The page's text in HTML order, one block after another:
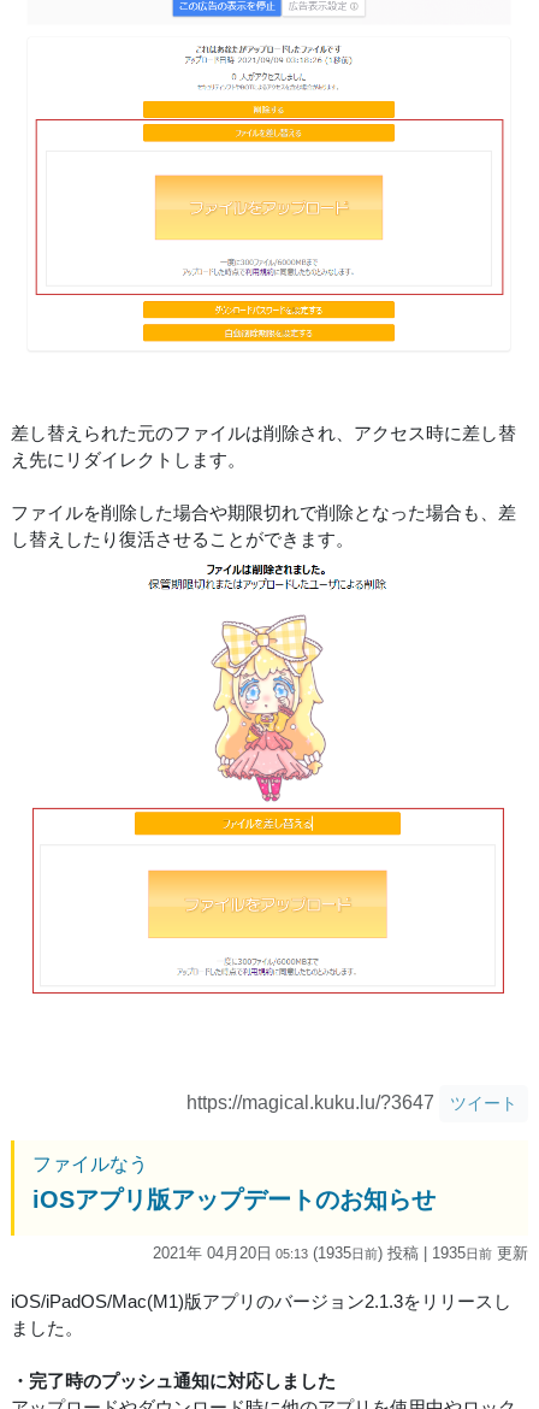
差し替えられた元のファイルは削除され、アクセス時に差し替
え先にリダイレクトします。
ファイルを削除した場合や期限切れで削除となった場合も、差
し替えしたり復活させることができます。
https://magical.kuku.lu/?3647 ツイート
ファイルなう
iOSアプリ版アップデートのお知らせ
2021年 04月20日 05:13 (1935日前) 投稿 | 1935日前 更新
iOS/iPadOS/Mac(M1)版アプリのバージョン2.1.3をリリースし
ました。
・完了時のプッシュ通知に対応しました